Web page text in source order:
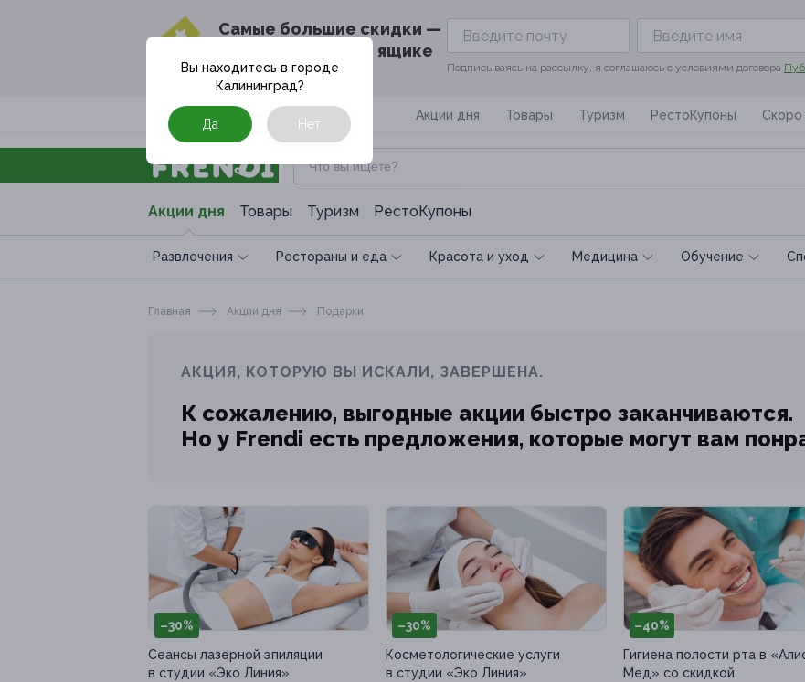
Cамые большие скидки —
в твоём почтовом ящике
Подписываясь на рассылку, я соглашаюсь с условиями договора
Москва Акции дня Товары Туризм РестоКупоны Скоро
Акции дня Товары Туризм РестоКупоны
Развлечения Рестораны и еда Красота и уход Медицина Обучение
Вы находитесь в городе
Калининград?
Да Нет
Главная Акции дня Подарки
АКЦИЯ, КОТОРУЮ ВЫ ИСКАЛИ, ЗАВЕРШЕНА.
К сожалению, выгодные акции быстро заканчиваются.
Но у Frendi есть предложения, которые могут вам
–30%
Сеансы лазерной эпиляции
в студии «Эко Линия»
–30%
Косметологические услуги
в студии «Эко Линия»
–40%
Гигиена полости рта в
Мед» со скидкой